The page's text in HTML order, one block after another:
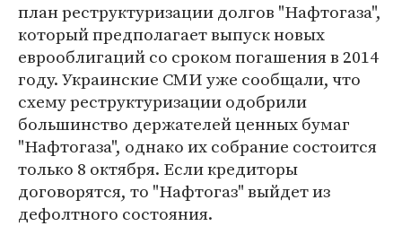
план реструктуризации долгов "Нафтогаза",
который предполагает выпуск новых
еврооблигаций со сроком погашения в 2014
году. Украинские СМИ уже сообщали, что
схему реструктуризации одобрили
большинство держателей ценных бумаг
"Нафтогаза", однако их собрание состоится
только 8 октября. Если кредиторы
договорятся, то "Нафтогаз" выйдет из
дефолтного состояния.